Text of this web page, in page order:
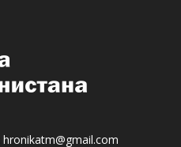
hronikatm@gmail.com